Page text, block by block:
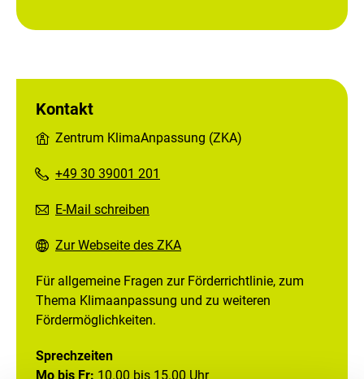
Kontakt
Zentrum KlimaAnpassung (ZKA)
+49 30 39001 201
E-Mail schreiben
Zur Webseite des ZKA
Für allgemeine Fragen zur Förderrichtlinie, zum
Thema Klimaanpassung und zu weiteren
Fördermöglichkeiten.
Sprechzeiten
Mo bis Fr: 10.00 bis 15.00 Uhr